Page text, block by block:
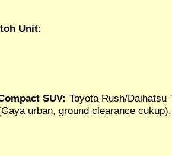
Unit:
SUV: Toyota Rush/Daihatsu
urban, ground clearance cukup).